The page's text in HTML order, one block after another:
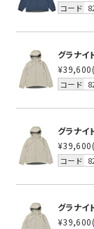
コード
グラナイ
¥39,600
コード
グラナイ
¥39,600
コード
グラナイ
¥39,600